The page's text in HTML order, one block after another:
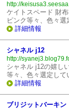
http://
ケイトスペード 財
ピンク等々、色々
詳細情報
シャネル j12
http://
シャネル j12の嬉し
等々、色々選定して
詳細情報
ブリジットバーキン